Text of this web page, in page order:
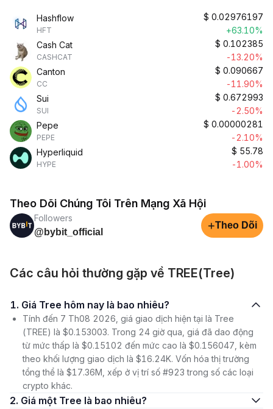
Hashflow
HFT
$ 0.02976197
+63.10%
Cash Cat
CASHCAT
$ 0.102385
-13.20%
Canton
CC
$ 0.090667
-11.90%
Sui
SUI
$ 0.672993
-2.50%
Pepe
PEPE
$ 0.00000281
-2.10%
Hyperliquid
HYPE
$ 55.78
-1.00%
Theo Dõi Chúng Tôi Trên Mạng Xã Hội
Followers
@bybit_official
+Theo Dõi
Các câu hỏi thường gặp về TREE(Tree)
1. Giá Tree hôm nay là bao nhiêu?
Tính đến 7 Th08 2026, giá giao dịch hiện tại là Tree
(TREE) là $0.153003. Trong 24 giờ qua, giá đã dao động
từ mức thấp là $0.15102 đến mức cao là $0.156047, kèm
theo khối lượng giao dịch là $16.24K. Vốn hóa thị trường
tổng thể là $17.36M, xếp ở vị trí số #923 trong số các loại
crypto khác.
2. Giá một Tree là bao nhiêu?